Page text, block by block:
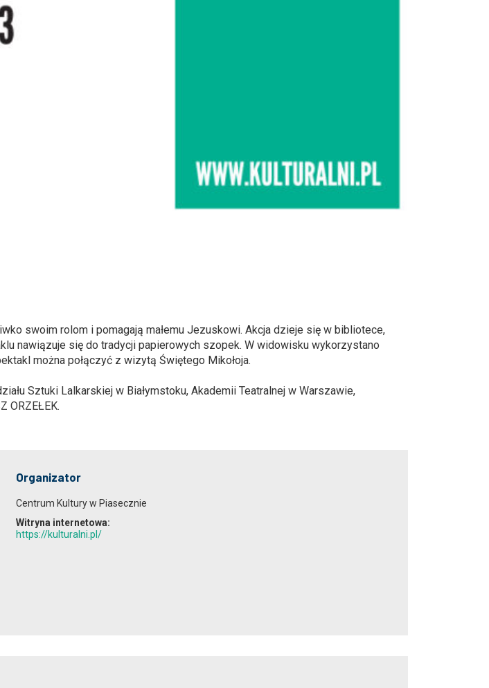
swoim rolom i pomagają małemu Jezuskowi. Akcja dzieje się w bibliotece,
nawiązuje się do tradycji papierowych szopek. W widowisku wykorzystano
można połączyć z wizytą Świętego Mikołoja.
Sztuki Lalkarskiej w Białymstoku, Akademii Teatralnej w Warszawie,
ORZEŁEK.
Organizator
Centrum Kultury w Piasecznie
Witryna internetowa:
https://kulturalni.pl/